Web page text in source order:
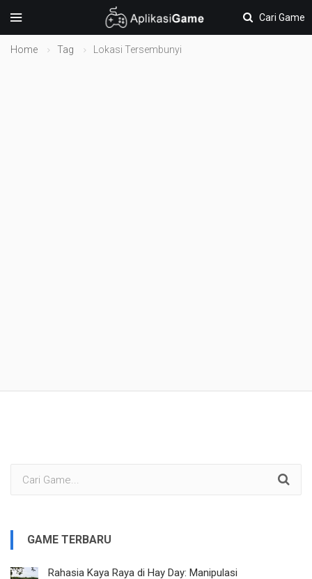
Cari Game
Home Tag Lokasi Tersembunyi
GAME TERBARU
Rahasia Kaya Raya di Hay Day: Manipulasi